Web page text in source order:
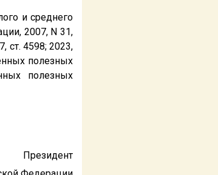
и среднего
2007, N 31,
ст. 4598; 2023,
полезных
полезных
Президент